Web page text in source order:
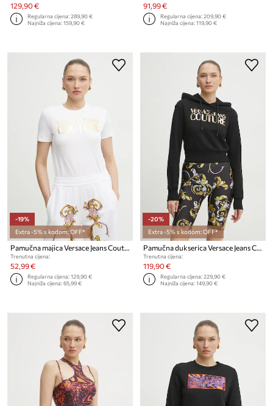
129,90 €
Regularna cijena:289,90 €
Najniža cijena:159,90 €
91,99 €
Regularna cijena:209,90 €
Najniža cijena:119,90 €
-19%
Extra -5% s kodom: OFF*
Pamučna majica Versace Jeans Couture
Trenutna cijena:
52,99 €
Regularna cijena:129,90 €
Najniža cijena:65,99 €
-20%
Extra -5% s kodom: OFF*
Pamučna dukserica Versace Jeans Couture
Trenutna cijena:
119,90 €
Regularna cijena:229,90 €
Najniža cijena:149,90 €